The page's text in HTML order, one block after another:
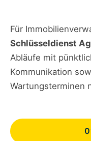
Für
Schlüsseldienst
Abläufe mit
Kommunikation
Wartungsterminen